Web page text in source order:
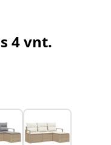
4 vnt.